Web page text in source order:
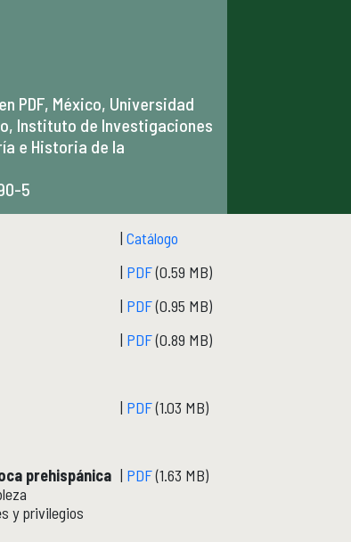
PDF, México, Universidad
Instituto de Investigaciones
e Historia de la
5
| Catálogo
| PDF(0.59 MB)
| PDF(0.95 MB)
| PDF(0.89 MB)
| PDF(1.03 MB)
prehispánica
y privilegios
| PDF(1.63 MB)